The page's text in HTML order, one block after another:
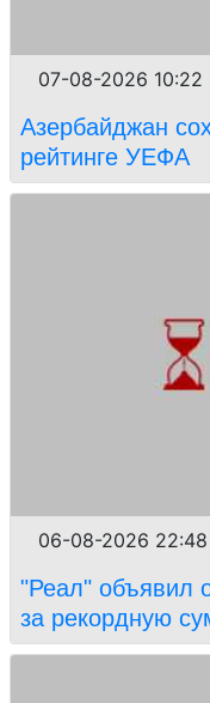
07-08-2026 10:22
Азербайджан
рейтинге УЕФА
06-08-2026 22:48
"Реал" объявил
за рекордную